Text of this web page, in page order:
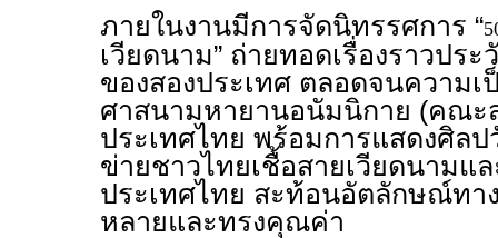
ภายในงานมีการจัดนิทรรศการ “
เวียดนาม” ถ่ายทอดเรื่องราวปร
ของสองประเทศ ตลอดจนความ
ศาสนามหายานอนัมนิกาย (คณะ
ประเทศไทย พร้อมการแสดงศิล
ข่ายชาวไทยเชื้อสายเวียดนามแ
ประเทศไทย สะท้อนอัตลักษณ์ท
หลายและทรงคุณค่า